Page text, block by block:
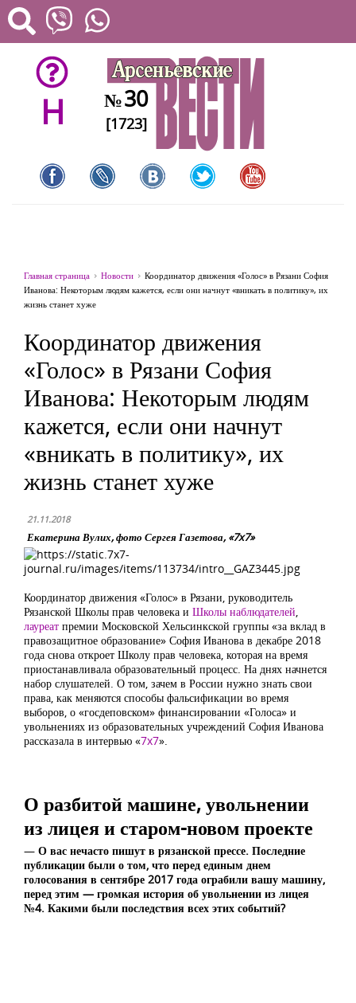
H №30
[1723]
Главная страница Новости
Координатор движения «Голос» в Рязани София
Иванова: Некоторым людям кажется, если они начнут «вникать в политику», их
жизнь станет хуже
Координатор движения
«Голос» в Рязани София
Иванова: Некоторым людям
кажется, если они начнут
«вникать в политику», их
жизнь станет хуже
21.11.2018
Екатерина Вулих, фото Сергея Газетова, «7x7»
Координатор движения «Голос» в Рязани, руководитель
Рязанской Школы прав человека и Школы наблюдателей,
лауреат премии Московской Хельсинкской группы «за вклад в
правозащитное образование» София Иванова в декабре 2018
года снова откроет Школу прав человека, которая на время
приостанавливала образовательный процесс. На днях начнется
набор слушателей. О том, зачем в России нужно знать свои
права, как меняются способы фальсификации во время
выборов, о «госдеповском» финансировании «Голоса» и
увольнениях из образовательных учреждений София Иванова
рассказала в интервью «7x7».
О разбитой машине, увольнении
из лицея и старом-новом проекте
— О вас нечасто пишут в рязанской прессе. Последние
публикации были о том, что перед единым днем
голосования в сентябре 2017 года ограбили вашу машину,
перед этим — громкая история об увольнении из лицея
№4. Какими были последствия всех этих событий?